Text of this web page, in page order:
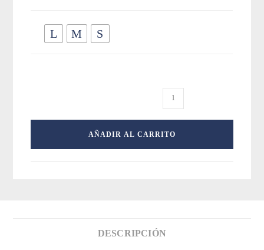
L M S
Vestido
Agua
bordados
AÑADIR AL CARRITO
DESCRIPCIÓN